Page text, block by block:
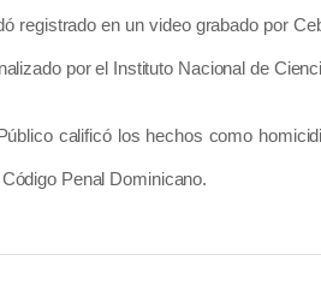
registrado en un video grabado por
por el Instituto Nacional de
calificó los hechos como
Penal Dominicano.